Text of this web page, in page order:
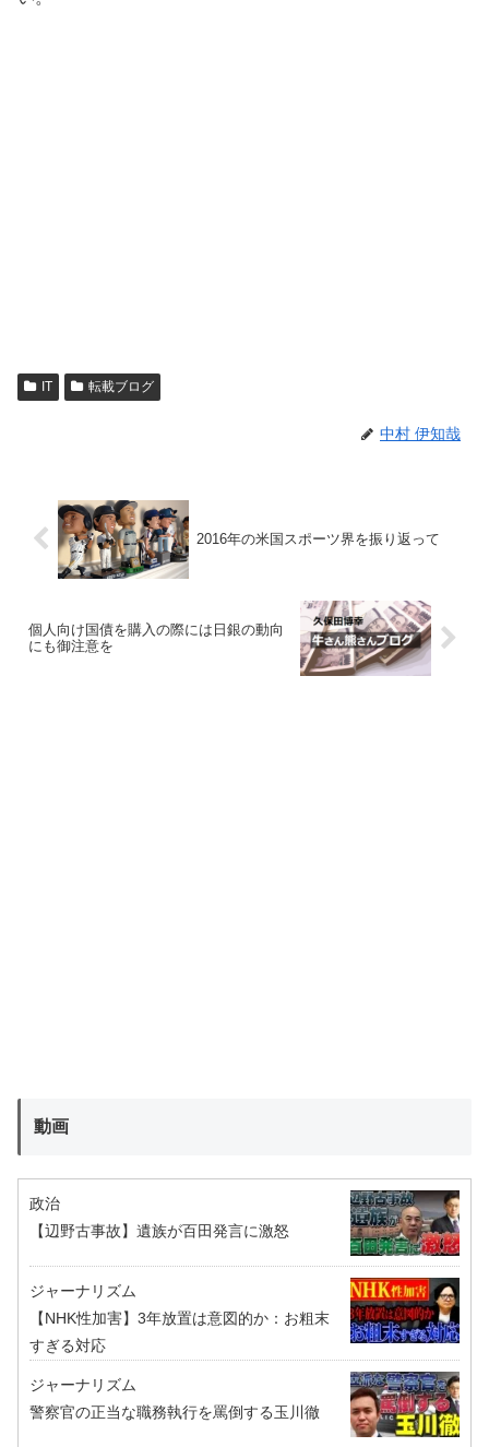
IT 転載ブログ
中村 伊知哉
2016年の米国スポーツ界を振り返って
個人向け国債を購入の際には日銀の動向
にも御注意を
動画
政治
【辺野古事故】遺族が百田発言に激怒
ジャーナリズム
【NHK性加害】3年放置は意図的か：お粗末
すぎる対応
ジャーナリズム
警察官の正当な職務執行を罵倒する玉川徹